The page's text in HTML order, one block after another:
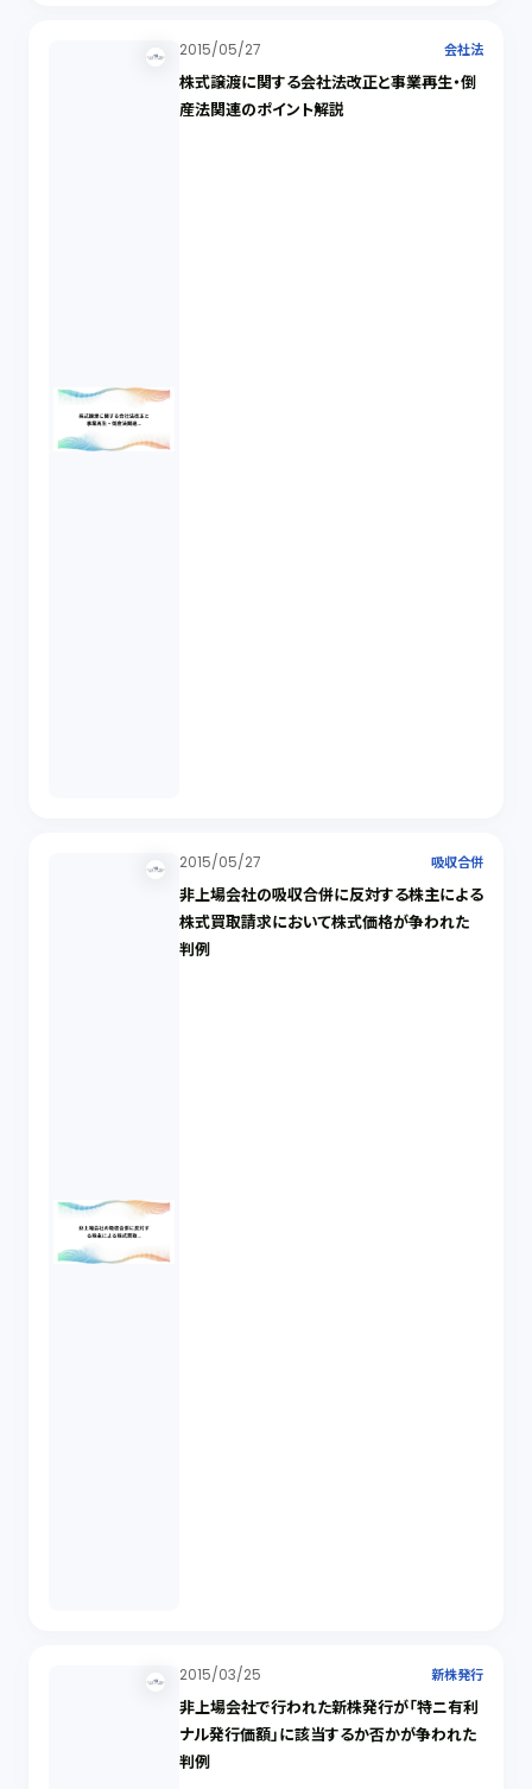
2015/05/27 会社法
株式譲渡に関する会社法改正と事業再生・倒
産法関連のポイント解説
2015/05/27 吸収合併
非上場会社の吸収合併に反対する株主による
株式買取請求において株式価格が争われた
判例
2015/03/25 新株発行
非上場会社で行われた新株発行が「特ニ有利
ナル発行価額」に該当するか否かが争われた
判例